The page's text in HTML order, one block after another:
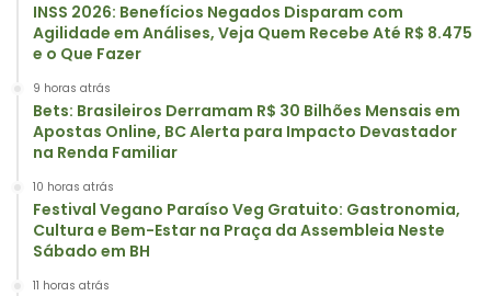
INSS 2026: Benefícios Negados Disparam com
Agilidade em Análises, Veja Quem Recebe Até R$ 8.475
e o Que Fazer
9 horas atrás
Bets: Brasileiros Derramam R$ 30 Bilhões Mensais em
Apostas Online, BC Alerta para Impacto Devastador
na Renda Familiar
10 horas atrás
Festival Vegano Paraíso Veg Gratuito: Gastronomia,
Cultura e Bem-Estar na Praça da Assembleia Neste
Sábado em BH
11 horas atrás